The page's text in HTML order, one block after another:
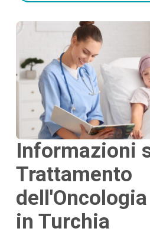
Informazioni
Trattamento
in Turchia